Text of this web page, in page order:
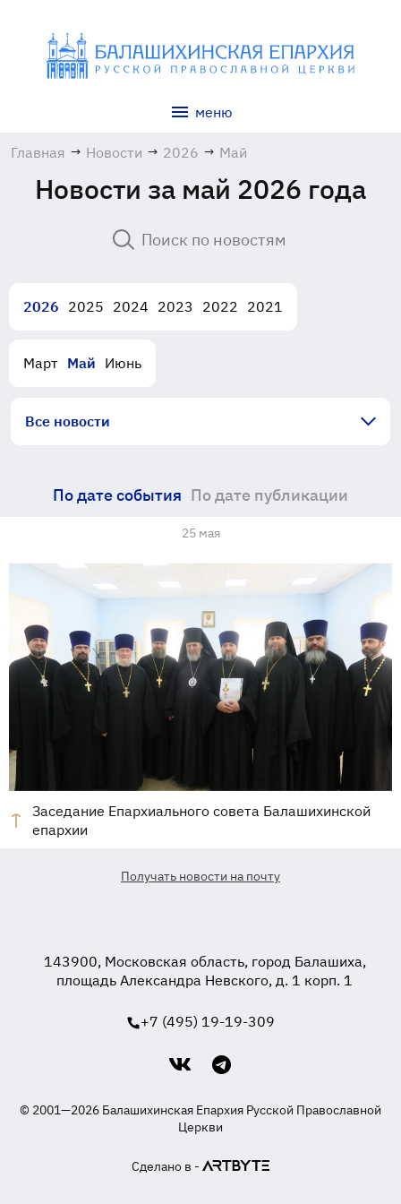
меню
Главная → Новости → 2026 → Май
Новости за май 2026 года
2026 2025 2024 2023 2022 2021
Март Май Июнь
Все новости
По дате события По дате публикации
25 мая
Заседание Епархиального совета Балашихинской
епархии
Получать новости на почту
143900, Московская область, город Балашиха,
площадь Александра Невского, д. 1 корп. 1
+7 (495) 19-19-309
© 2001—2026 Балашихинская Епархия Русской Православной
Церкви
Сделано в -